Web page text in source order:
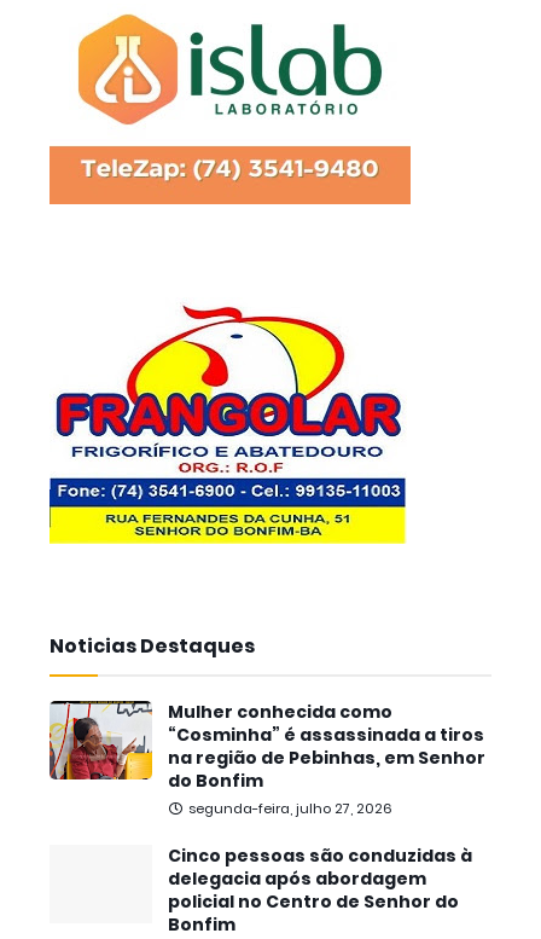
Noticias Destaques
Mulher conhecida como
“Cosminha” é assassinada a tiros
na região de Pebinhas, em Senhor
do Bonfim
segunda-feira, julho 27, 2026
Cinco pessoas são conduzidas à
delegacia após abordagem
policial no Centro de Senhor do
Bonfim